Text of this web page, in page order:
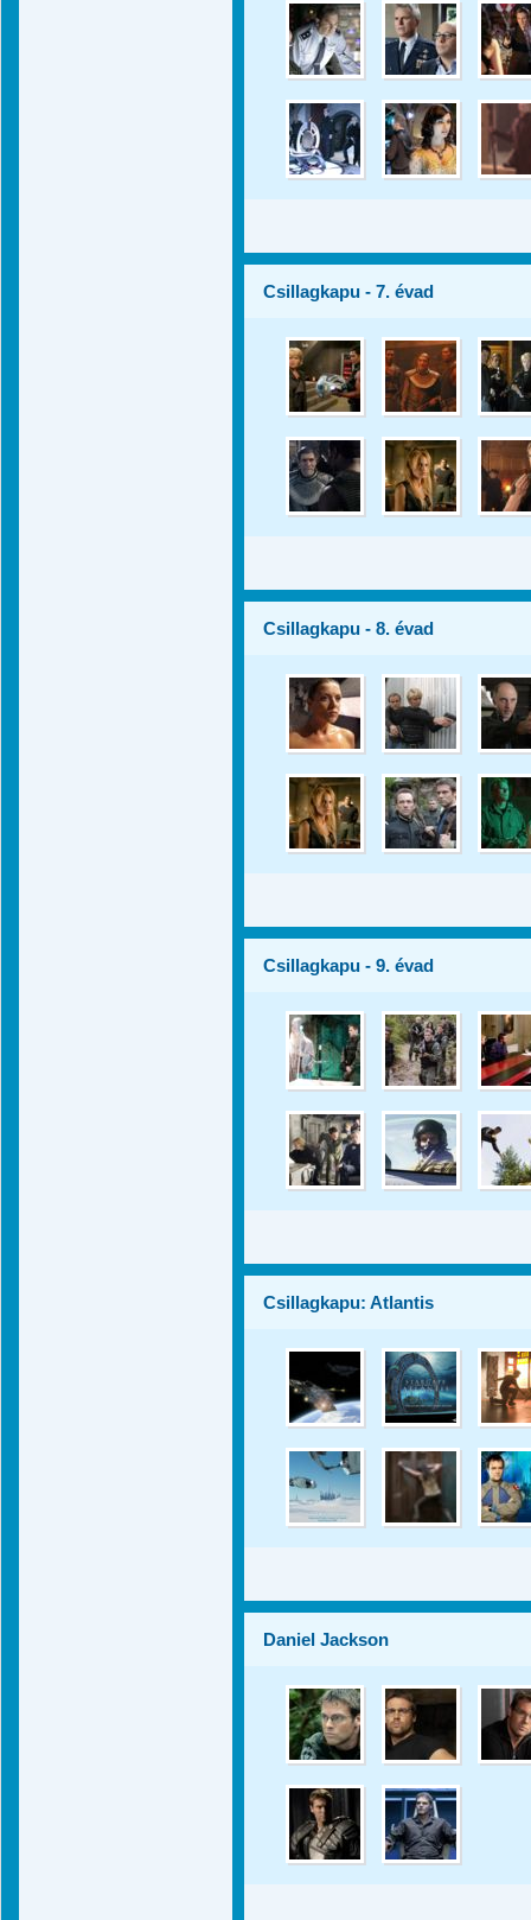
Csillagkapu - 7. évad
Csillagkapu - 8. évad
Csillagkapu - 9. évad
Csillagkapu: Atlantis
Daniel Jackson